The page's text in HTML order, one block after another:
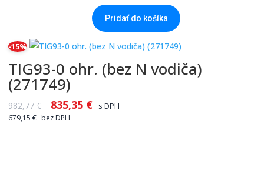
Pridať do košíka
-15%
TIG93-0 ohr. (bez N vodiča)
(271749)
982,77€ 835,35 € s DPH
679,15 € bez DPH